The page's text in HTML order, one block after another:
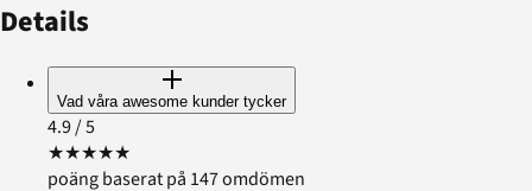
Details
Vad våra awesome kunder tycker
4.9/ 5
★★★★★
poäng baserat på 147 omdömen